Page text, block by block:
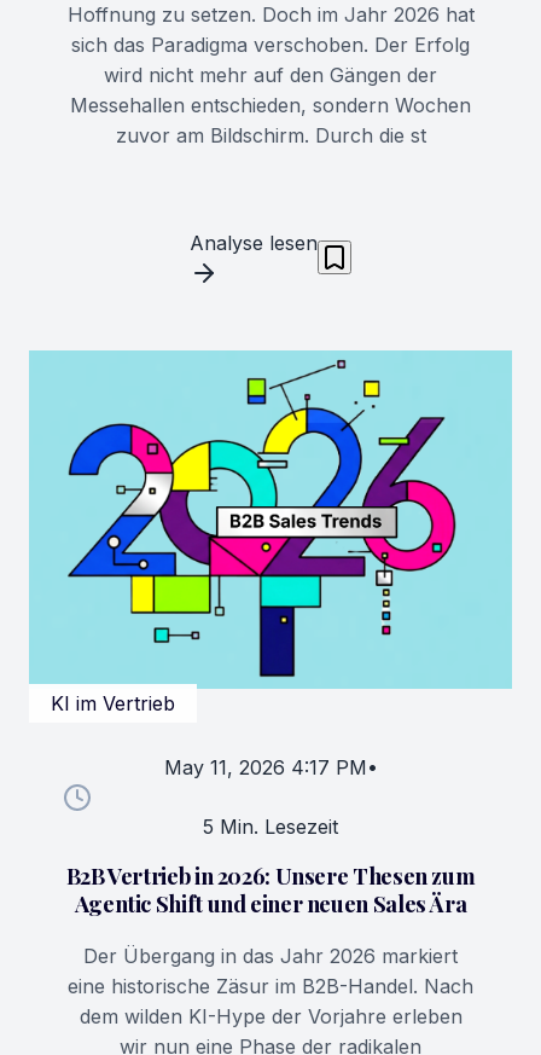
Hoffnung zu setzen. Doch im Jahr 2026 hat
sich das Paradigma verschoben. Der Erfolg
wird nicht mehr auf den Gängen der
Messehallen entschieden, sondern Wochen
zuvor am Bildschirm. Durch die st
Analyse lesen
KI im Vertrieb
May 11, 2026 4:17 PM•
5 Min. Lesezeit
B2B Vertrieb in 2026: Unsere Thesen zum
Agentic Shift und einer neuen Sales Ära
Der Übergang in das Jahr 2026 markiert
eine historische Zäsur im B2B-Handel. Nach
dem wilden KI-Hype der Vorjahre erleben
wir nun eine Phase der radikalen